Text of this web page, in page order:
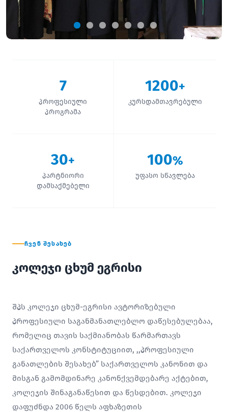
7
პროფესიული
პროგრამა
1200+
კურსდამთავრებული
30+
პარტნიორი
დამსაქმებელი
100%
უფასო სწავლება
ᲩᲕᲔᲜ ᲨᲔᲡᲐᲮᲔᲑ
კოლეჯი ცხუმ ეგრისი
შპს კოლეჯი ცხუმ-ეგრისი ავტორიზებული
პროფესიული საგანმანათლებლო დაწესებულებაა,
რომელიც თავის საქმიანობას წარმართავს
საქართველოს კონსტიტუციით, ,,პროფესიული
განათლების შესახებ” საქართველოს კანონით და
მისგან გამომდინარე კანონქვემდებარე აქტებით,
კოლეჯის შინაგანაწესით და წესდებით. კოლეჯი
დაფუძნდა 2006 წელს აფხაზეთის